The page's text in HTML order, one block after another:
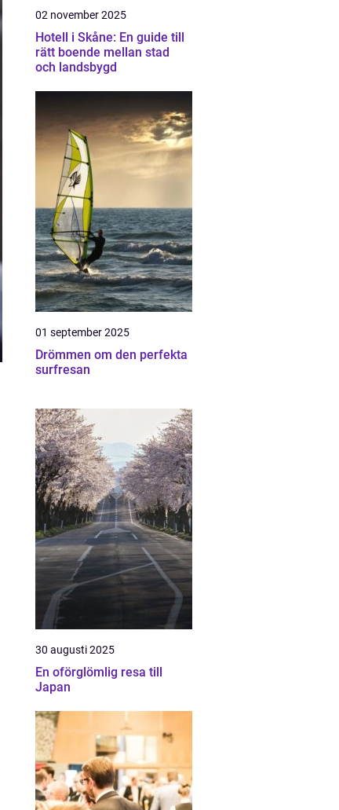
02 november 2025
Hotell i Skåne: En guide till
rätt boende mellan stad
och landsbygd
01 september 2025
Drömmen om den perfekta
surfresan
30 augusti 2025
En oförglömlig resa till
Japan